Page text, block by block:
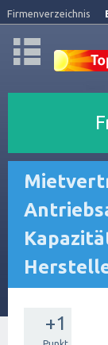
Firmenverzeichnis
+1